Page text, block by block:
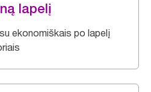
lapelį
ekonomiškais po lapelį